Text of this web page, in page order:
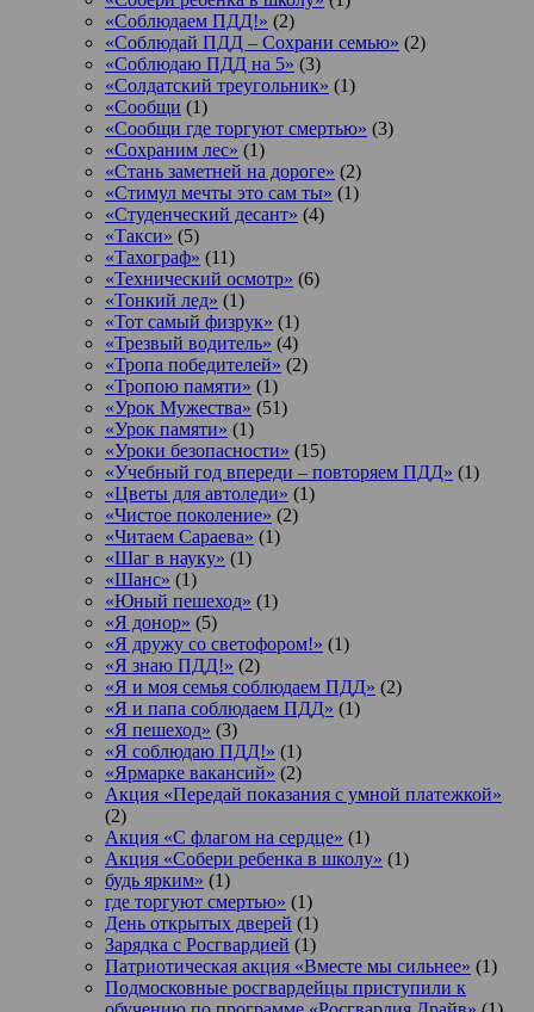
«Соблюдаем ПДД!» (2)
«Соблюдай ПДД – Сохрани семью» (2)
«Соблюдаю ПДД на 5» (3)
«Солдатский треугольник» (1)
«Сообщи (1)
«Сообщи где торгуют смертью» (3)
«Сохраним лес» (1)
«Стань заметней на дороге» (2)
«Стимул мечты это сам ты» (1)
«Студенческий десант» (4)
«Такси» (5)
«Тахограф» (11)
«Технический осмотр» (6)
«Тонкий лед» (1)
«Тот самый физрук» (1)
«Трезвый водитель» (4)
«Тропа победителей» (2)
«Тропою памяти» (1)
«Урок Мужества» (51)
«Урок памяти» (1)
«Уроки безопасности» (15)
«Учебный год впереди – повторяем ПДД» (1)
«Цветы для автоледи» (1)
«Чистое поколение» (2)
«Читаем Сараева» (1)
«Шаг в науку» (1)
«Шанс» (1)
«Юный пешеход» (1)
«Я донор» (5)
«Я дружу со светофором!» (1)
«Я знаю ПДД!» (2)
«Я и моя семья соблюдаем ПДД» (2)
«Я и папа соблюдаем ПДД» (1)
«Я пешеход» (3)
«Я соблюдаю ПДД!» (1)
«Ярмарке вакансий» (2)
Акция «Передай показания с умной платежкой»
(2)
Акция «С флагом на сердце» (1)
Акция «Собери ребенка в школу» (1)
будь ярким» (1)
где торгуют смертью» (1)
День открытых дверей (1)
Зарядка с Росгвардией (1)
Патриотическая акция «Вместе мы сильнее» (1)
Подмосковные росгвардейцы приступили к